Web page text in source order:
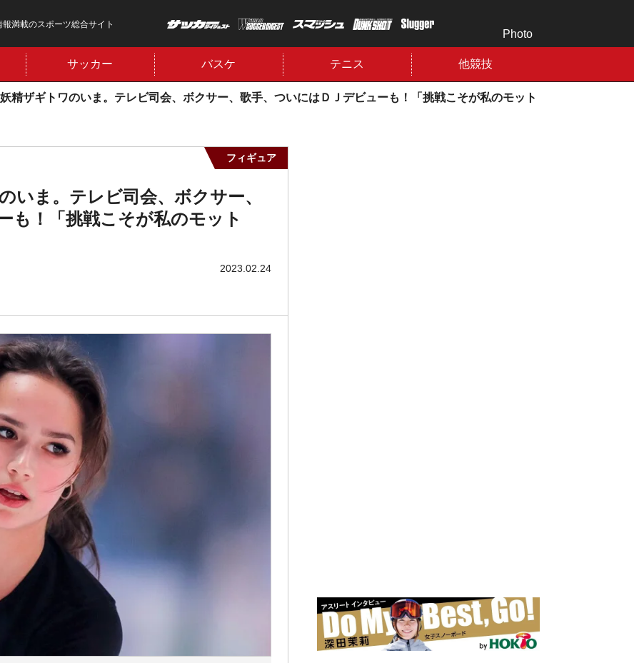
満載のスポーツ総合サイト
Photo
サッカー バスケ テニス 他競技
精ザギトワのいま。テレビ司会、ボクサー、歌手、ついにはＤＪデビューも！「挑戦こそが私のモット
フィギュア
いま。テレビ司会、ボクサー、
も！「挑戦こそが私のモット
2023.02.24